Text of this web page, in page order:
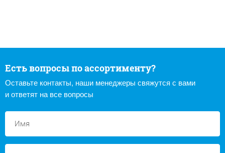
Есть вопросы по ассортименту?
Оставьте контакты, наши менеджеры свяжутся с вами
и ответят на все вопросы